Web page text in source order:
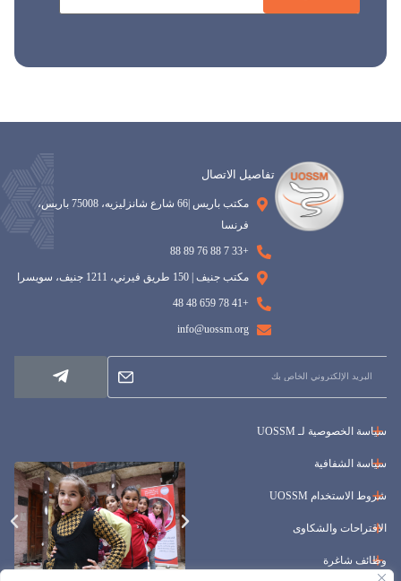
تفاصيل الاتصال
مكتب باريس |66 شارع شانزليزيه، 75008 باريس،
فرنسا
+33 7 88 76 89 88
مكتب جنيف | 150 طريق فيرني، 1211 جنيف، سويسرا
+41 78 659 48 48
info@uossm.org
سياسة الخصوصية لـ UOSSM
سياسة الشفافية
شروط الاستخدام UOSSM
الاقتراحات والشكاوى
وظائف شاغرة